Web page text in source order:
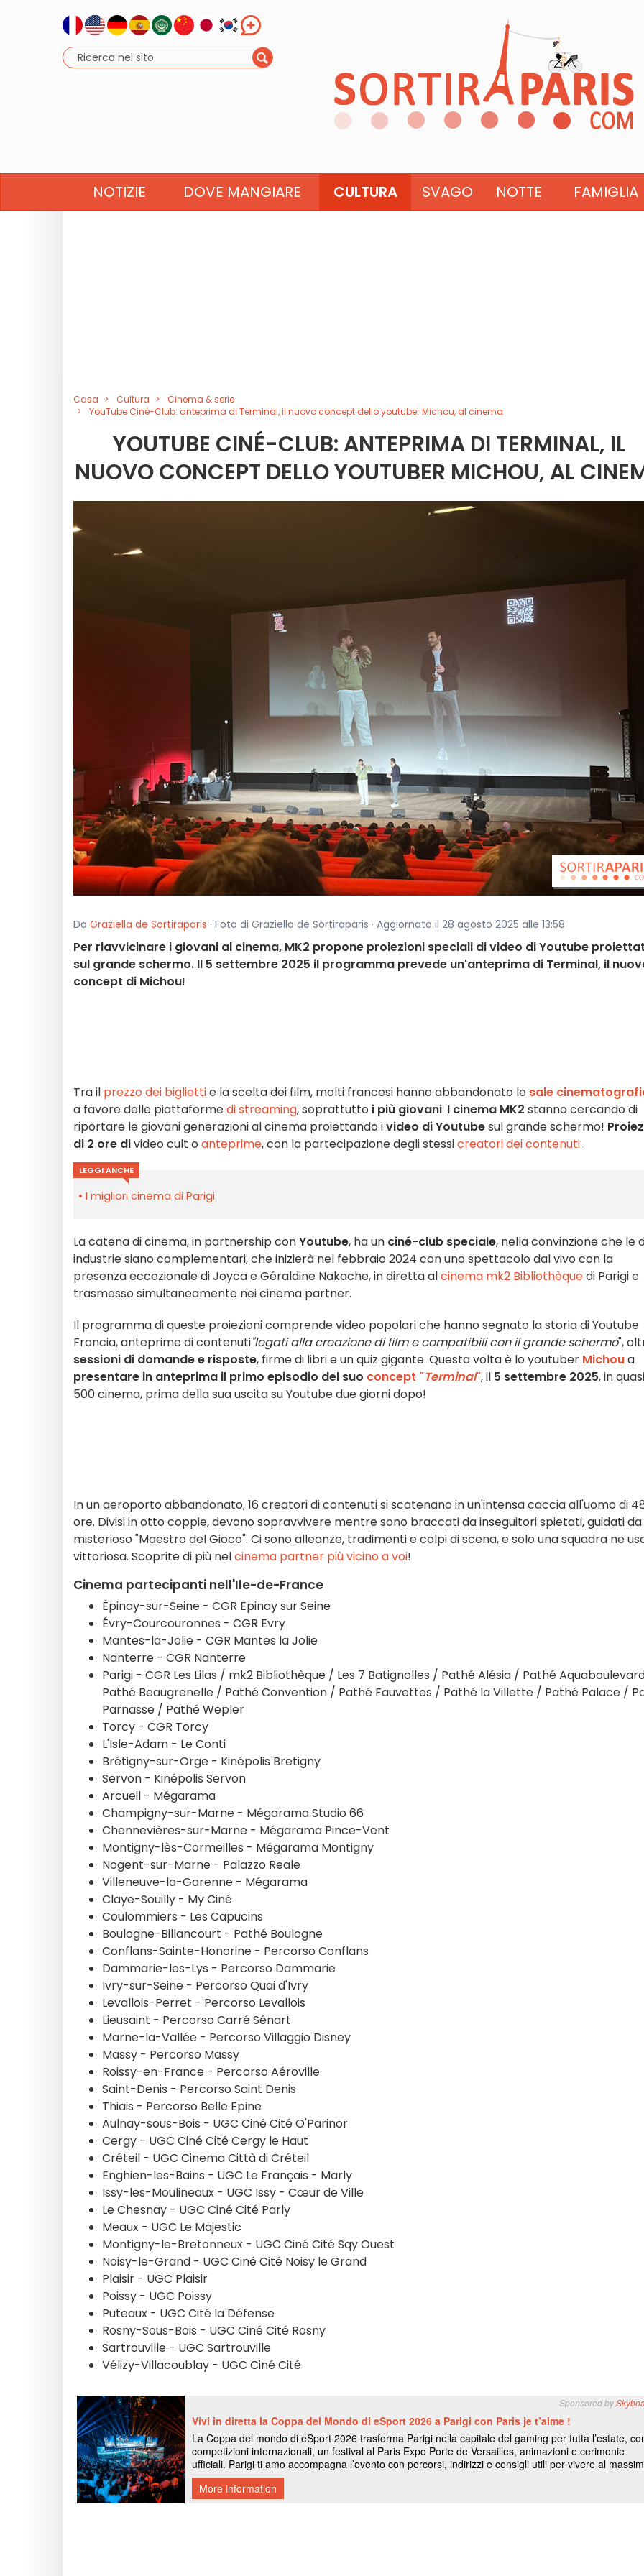
NOTIZIE DOVE MANGIARE CULTURA SVAGO NOTTE FAMIGLIA
Casa Cultura
Cinema & serie
YouTube Ciné-Club: anteprima di Terminal, il nuovo concept dello youtuber Michou, al cinema
YOUTUBE CINÉ-CLUB: ANTEPRIMA DI TERMINAL, IL
NUOVO CONCEPT DELLO YOUTUBER MICHOU, AL
Da Graziella de Sortiraparis · Foto di Graziella de Sortiraparis · Aggiornato il 28 agosto 2025 alle 13:58
Per riavvicinare i giovani al cinema, MK2 propone proiezioni speciali di video di Youtube
sul grande schermo. Il 5 settembre 2025 il programma prevede un'anteprima di Terminal, il
concept di Michou!
Tra il prezzo dei bigliettie la scelta dei film, molti francesi hanno abbandonato le sale
a favore delle piattaformedi streaming, soprattutto i più giovani. I cinema MK2 stanno cercando di
riportare le giovani generazioni al cinema proiettando ivideo di Youtubesul grande schermo!
di 2 ore divideo cult o anteprime, con la partecipazione degli stessicreatori dei contenuti.
LEGGI ANCHE
I migliori cinema di Parigi
La catena di cinema, in partnership conYoutube, ha un ciné-club speciale, nella convinzione che le
industrie siano complementari, che inizierà nel febbraio 2024 con uno spettacolo dal vivo con la
presenza eccezionale di Joyca e Géraldine Nakache, in diretta alcinema mk2 Bibliothèquedi Parigi e
trasmesso simultaneamente nei cinema partner.
Il programma di queste proiezioni comprende video popolari che hanno segnato la storia di Youtube
Francia, anteprime di contenuti"legati alla creazione di film e compatibili con il grande schermo",
sessioni di domande e risposte, firme di libri e un quiz gigante. Questa volta è lo youtuber Michoua
presentare in anteprima il primo episodio del suo concept "Terminal", il 5 settembre 2025, in quasi
500 cinema, prima della sua uscita su Youtube due giorni dopo!
In un aeroporto abbandonato, 16 creatori di contenuti si scatenano in un'intensa caccia all'uomo di
ore. Divisi in otto coppie, devono sopravvivere mentre sono braccati da inseguitori spietati, guidati da
misterioso "Maestro del Gioco". Ci sono alleanze, tradimenti e colpi di scena, e solo una squadra ne
vittoriosa. Scoprite di più nelcinema partner più vicino a voi!
Cinema partecipanti nell'Ile-de-France
Épinay-sur-Seine - CGR Epinay sur Seine
Évry-Courcouronnes - CGR Evry
Mantes-la-Jolie - CGR Mantes la Jolie
Nanterre - CGR Nanterre
Parigi - CGR Les Lilas / mk2 Bibliothèque / Les 7 Batignolles / Pathé Alésia / Pathé
Pathé Beaugrenelle / Pathé Convention / Pathé Fauvettes / Pathé la Villette / Pathé Palace /
Parnasse / Pathé Wepler
Torcy - CGR Torcy
L'Isle-Adam - Le Conti
Brétigny-sur-Orge - Kinépolis Bretigny
Servon - Kinépolis Servon
Arcueil - Mégarama
Champigny-sur-Marne - Mégarama Studio 66
Chennevières-sur-Marne - Mégarama Pince-Vent
Montigny-lès-Cormeilles - Mégarama Montigny
Nogent-sur-Marne - Palazzo Reale
Villeneuve-la-Garenne - Mégarama
Claye-Souilly - My Ciné
Coulommiers - Les Capucins
Boulogne-Billancourt - Pathé Boulogne
Conflans-Sainte-Honorine - Percorso Conflans
Dammarie-les-Lys - Percorso Dammarie
Ivry-sur-Seine - Percorso Quai d'Ivry
Levallois-Perret - Percorso Levallois
Lieusaint - Percorso Carré Sénart
Marne-la-Vallée - Percorso Villaggio Disney
Massy - Percorso Massy
Roissy-en-France - Percorso Aéroville
Saint-Denis - Percorso Saint Denis
Thiais - Percorso Belle Epine
Aulnay-sous-Bois - UGC Ciné Cité O'Parinor
Cergy - UGC Ciné Cité Cergy le Haut
Créteil - UGC Cinema Città di Créteil
Enghien-les-Bains - UGC Le Français - Marly
Issy-les-Moulineaux - UGC Issy - Cœur de Ville
Le Chesnay - UGC Ciné Cité Parly
Meaux - UGC Le Majestic
Montigny-le-Bretonneux - UGC Ciné Cité Sqy Ouest
Noisy-le-Grand - UGC Ciné Cité Noisy le Grand
Plaisir - UGC Plaisir
Poissy - UGC Poissy
Puteaux - UGC Cité la Défense
Rosny-Sous-Bois - UGC Ciné Cité Rosny
Sartrouville - UGC Sartrouville
Vélizy-Villacoublay - UGC Ciné Cité